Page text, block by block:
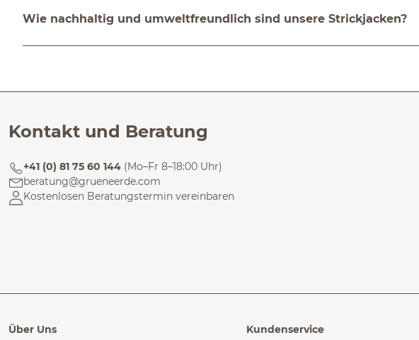
Wie nachhaltig und umweltfreundlich sind unsere Strickjacken?
Kontakt und Beratung
+41 (0) 81 75 60 144 (Mo–Fr 8–18:00 Uhr)
beratung@grueneerde.com
Kostenlosen Beratungstermin vereinbaren
Über Uns Kundenservice